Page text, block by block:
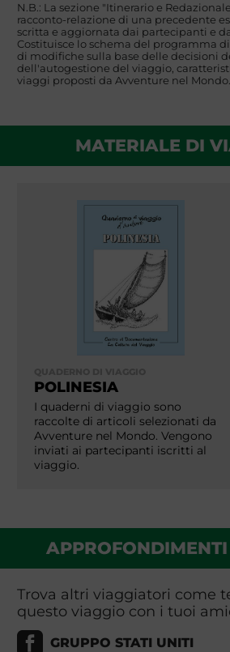
N.B.: La sezione "Itinerario e
racconto-relazione di una precedente
scritta e aggiornata dai partecipanti e
Costituisce lo schema del programma
di modifiche sulla base delle decisioni
dell'autogestione del viaggio,
viaggi proposti da Avventure nel Mondo.
MATERIALE DI
POLINESIA
I quaderni di viaggio sono
raccolte di articoli selezionati da
Avventure nel Mondo. Vengono
inviati ai partecipanti iscritti al
viaggio.
Trova altri viaggiatori come
questo viaggio con i tuoi
GRUPPO STATI UNITI